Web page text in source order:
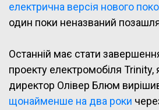
електрична версія нового
один поки неназваний
Останній має стати
проекту електромобіля Trinity,
директор Олівер Блюм
щонайменше на два роки